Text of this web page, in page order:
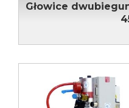
Głowice